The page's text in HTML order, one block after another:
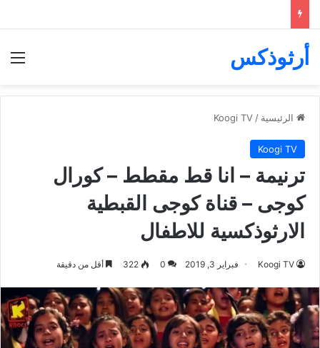
أرثوذكس
الرئيسية /
Koogi TV
Koogi TV
ترنيمة – انا قط مقطط – كورال
كوجى – قناة كوجى القبطية
الارثوذكسية للاطفال
Koogi TV فبراير 3, 2019 0
322 أقل من دقيقة